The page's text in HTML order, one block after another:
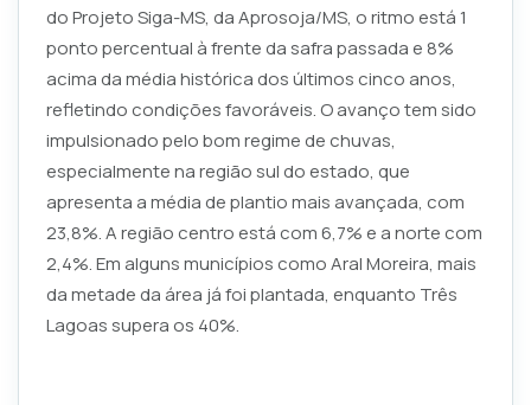
do Projeto Siga-MS, da Aprosoja/MS, o ritmo está 1
ponto percentual à frente da safra passada e 8%
acima da média histórica dos últimos cinco anos,
refletindo condições favoráveis. O avanço tem sido
impulsionado pelo bom regime de chuvas,
especialmente na região sul do estado, que
apresenta a média de plantio mais avançada, com
23,8%. A região centro está com 6,7% e a norte com
2,4%. Em alguns municípios como Aral Moreira, mais
da metade da área já foi plantada, enquanto Três
Lagoas supera os 40%.